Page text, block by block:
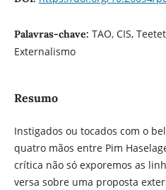
Palavras-chave: TAO, CIS,
Externalismo
Resumo
Instigados ou tocados com o
quatro mãos entre Pim
crítica não só exporemos as
versa sobre uma proposta